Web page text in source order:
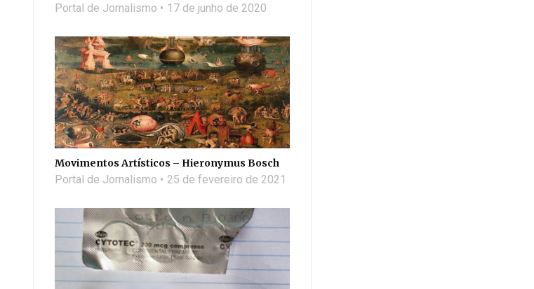
Portal de Jornalismo 17 de junho de 2020
Movimentos Artísticos – Hieronymus Bosch
Portal de Jornalismo 25 de fevereiro de 2021